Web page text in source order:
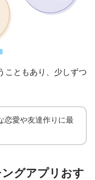
こともあり、少しずつ
恋愛や友達作りに最
グアプリおす